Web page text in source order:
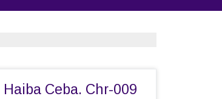
Ceba. Chr-009